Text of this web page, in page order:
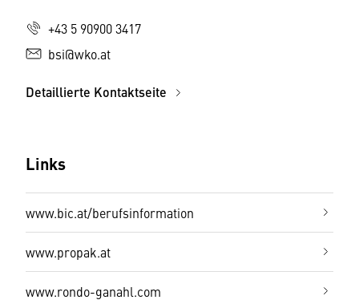
+43 5 90900 3417
bsi@wko.at
Detaillierte Kontaktseite
Links
www.bic.at/berufsinformation
www.propak.at
www.rondo-ganahl.com